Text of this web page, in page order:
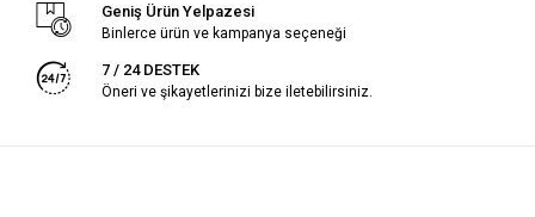
Geniş Ürün Yelpazesi
Binlerce ürün ve kampanya seçeneği
7 / 24 DESTEK
Öneri ve şikayetlerinizi bize iletebilirsiniz.